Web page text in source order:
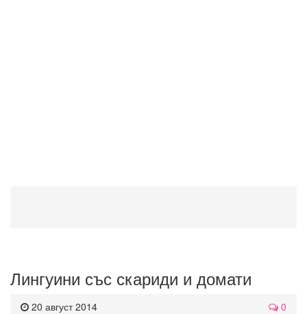
Лингуини със скариди и домати
20 август 2014 0